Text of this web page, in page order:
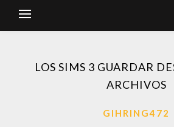
LOS SIMS 3 GUARDAR
ARCHIVOS
GIHRING472